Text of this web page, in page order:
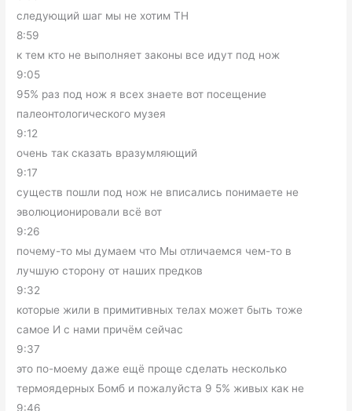
следующий шаг мы не хотим ТН
8:59
к тем кто не выполняет законы все идут под нож
9:05
95% раз под нож я всех знаете вот посещение
палеонтологического музея
9:12
очень так сказать вразумляющий
9:17
существ пошли под нож не вписались понимаете не
эволюционировали всё вот
9:26
почему-то мы думаем что Мы отличаемся чем-то в
лучшую сторону от наших предков
9:32
которые жили в примитивных телах может быть тоже
самое И с нами причём сейчас
9:37
это по-моему даже ещё проще сделать несколько
термоядерных Бомб и пожалуйста 9 5% живых как не
9:46